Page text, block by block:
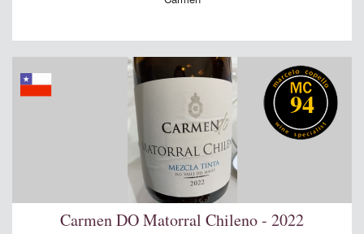
94
Carmen DO Matorral Chileno - 2022